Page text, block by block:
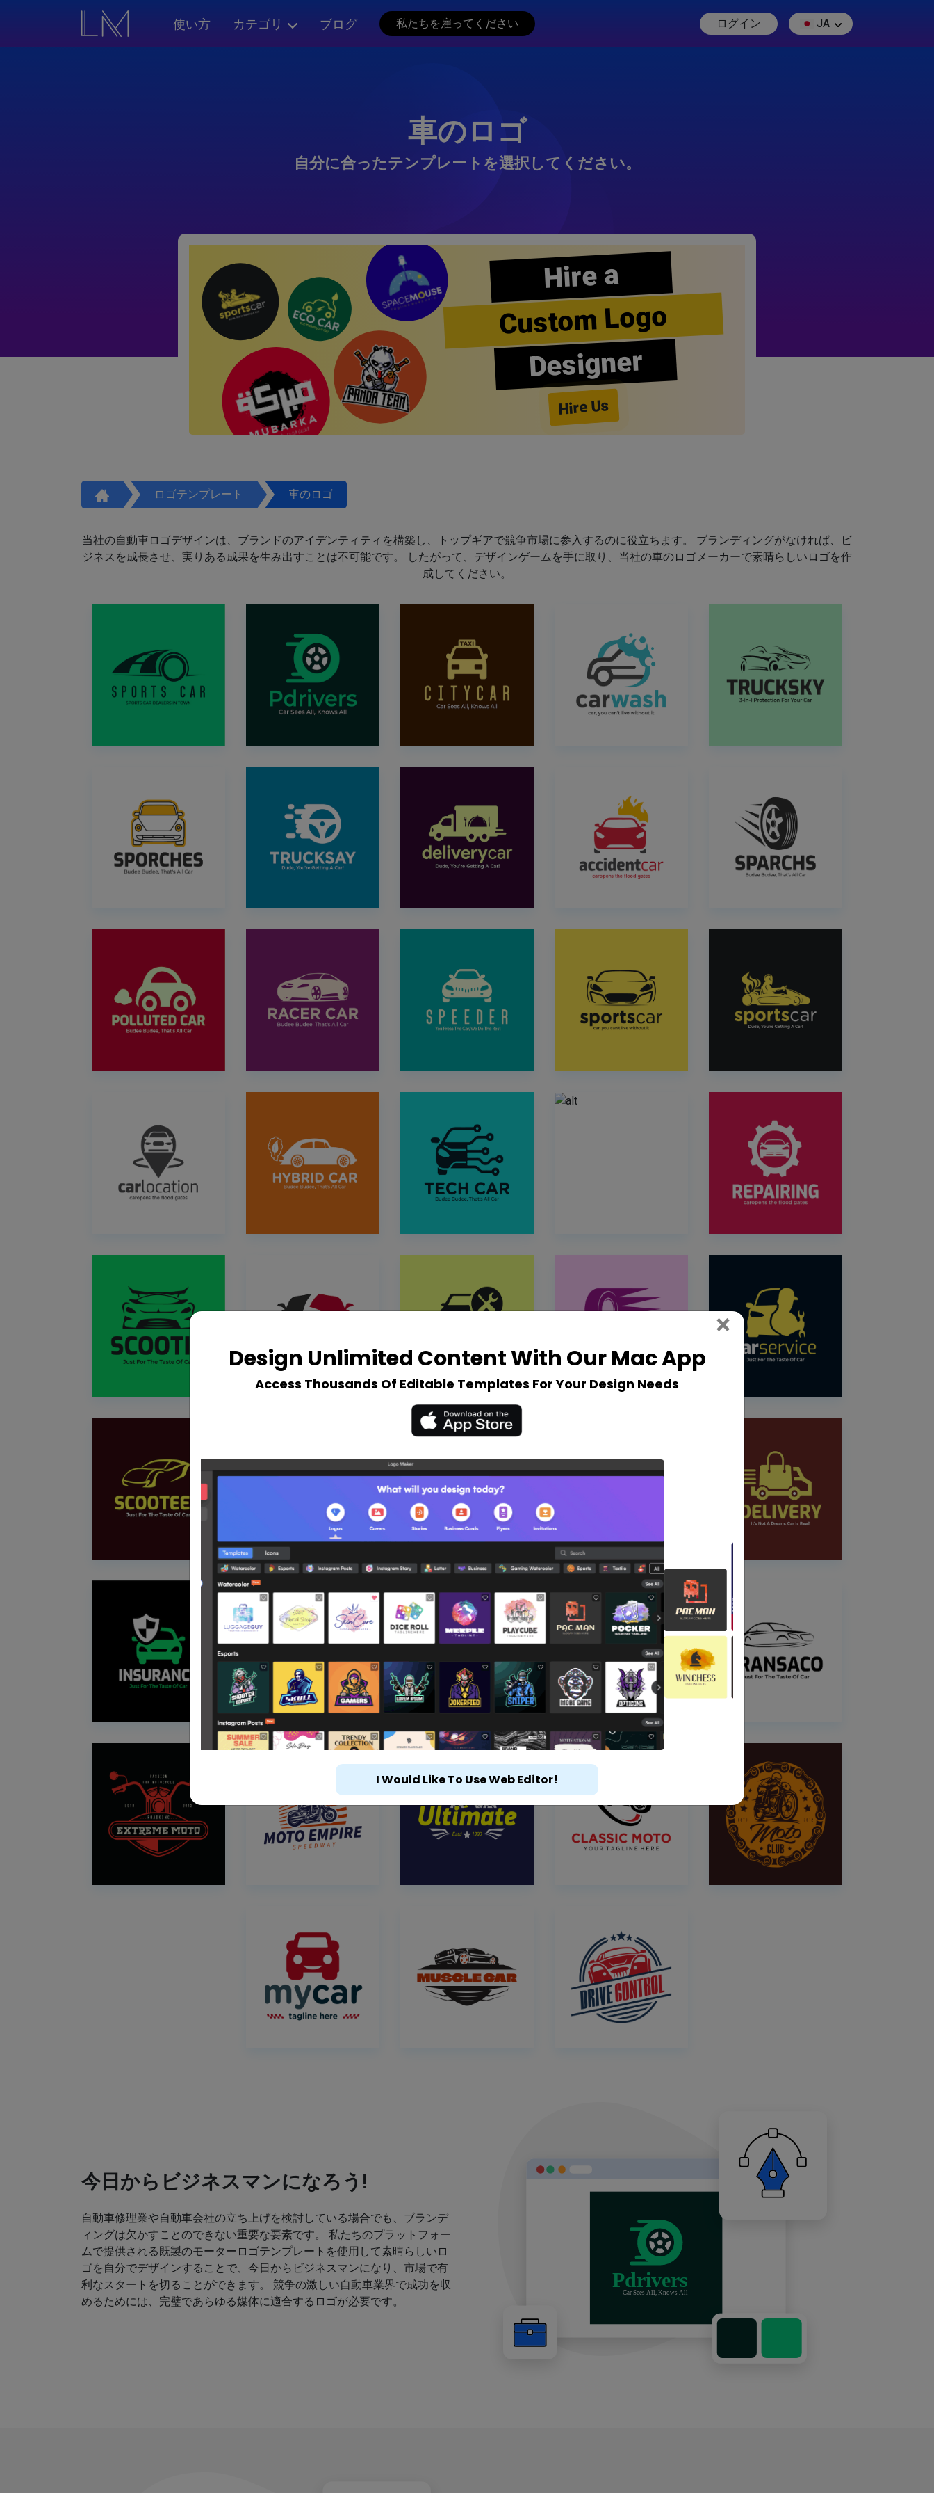
使い方 カテゴリ ブログ 私たちを雇ってください ログイン JA
車のロゴ
自分に合ったテンプレートを選択してください。
Hire a
Custom Logo
Designer
Hire Us
ロゴテンプレート 車のロゴ
当社の自動車ロゴデザインは、ブランドのアイデンティティを構築し、トップギアで競争市場に参入するのに役立ちます。 ブランディングがなければ、ビ
ジネスを成長させ、実りある成果を生み出すことは不可能です。 したがって、デザインゲームを手に取り、当社の車のロゴメーカーで素晴らしいロゴを作
成してください。
今日からビジネスマンになろう!
自動車修理業や自動車会社の立ち上げを検討している場合でも、ブランデ
ィングは欠かすことのできない重要な要素です。 私たちのプラットフォー
ムで提供される既製のモーターロゴテンプレートを使用して素晴らしいロ
ゴを自分でデザインすることで、今日からビジネスマンになり、市場で有
利なスタートを切ることができます。 競争の激しい自動車業界で成功を収
めるためには、完璧であらゆる媒体に適合するロゴが必要です。
Design Unlimited Content With Our Mac App
Access Thousands Of Editable Templates For Your Design Needs
Close
I Would Like To Use Web Editor!